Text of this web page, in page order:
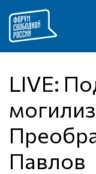
содержимому
LIVE: Подготовка к
Павлов